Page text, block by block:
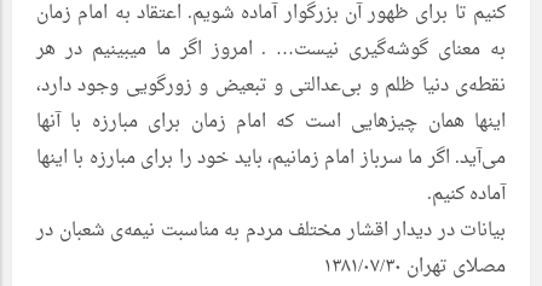
کنیم تا برای ظهور آن بزرگوار آماده شویم. اعتقاد به امام زمان
به معنای گوشه‌گیری نیست… . امروز اگر ما میبینیم در هر
نقطه‌ی دنیا ظلم و بی‌عدالتی و تبعیض و زورگویی وجود دارد،
اینها همان چیزهایی است که امام زمان برای مبارزه با آنها
می‌آید. اگر ما سرباز امام زمانیم، باید خود را برای مبارزه با اینها
آماده کنیم.
بیانات در دیدار اقشار مختلف مردم به مناسبت نیمه‌ی شعبان در
مصلای تهران ۱۳۸۱/۰۷/۳۰